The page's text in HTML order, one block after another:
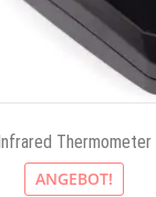
Infrared Thermometer
ANGEBOT!